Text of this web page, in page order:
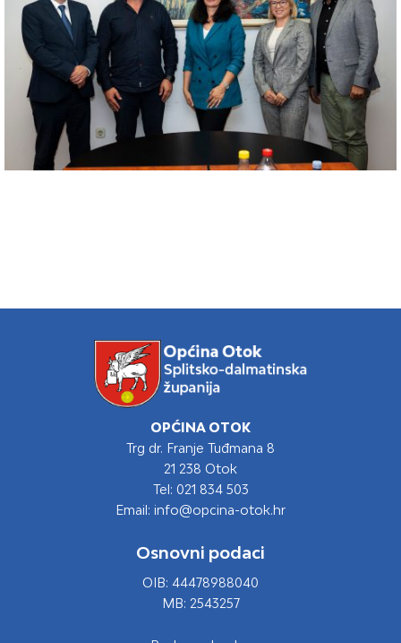
OPĆINA OTOK
Trg dr. Franje Tuđmana 8
21 238 Otok
Tel: 021 834 503
Email: info@opcina-otok.hr
Osnovni podaci
OIB: 44478988040
MB: 2543257